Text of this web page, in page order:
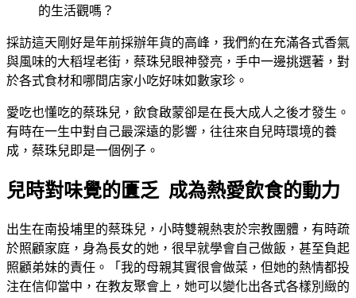
的生活觀嗎？
採訪這天剛好是年前採辦年貨的高峰，我們約在充滿各式香氣
與風味的大稻埕老街，蔡珠兒眼神發亮，手中一邊挑選著，對
於各式食材和哪間店家小吃好味如數家珍。
愛吃也懂吃的蔡珠兒，飲食啟蒙卻是在長大成人之後才發生。
有時在一生中對自己最深遠的影響，往往來自兒時環境的養
成，蔡珠兒即是一個例子。
兒時對味覺的匱乏 成為熱愛飲食的動力
出生在南投埔里的蔡珠兒，小時雙親熱衷於宗教團體，有時疏
於照顧家庭，身為長女的她，很早就學會自己做飯，甚至負起
照顧弟妹的責任。「我的母親其實很會做菜，但她的熱情都投
注在信仰當中，在教友聚會上，她可以變化出各式各樣別緻的